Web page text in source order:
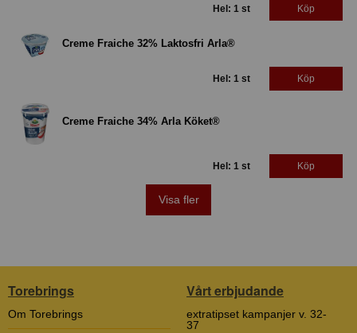
Hel: 1 st Köp
Creme Fraiche 32% Laktosfri Arla®
Hel: 1 st Köp
Creme Fraiche 34% Arla Köket®
Hel: 1 st Köp
Visa fler
Torebrings
Om Torebrings
Vårt erbjudande
extratipset kampanjer v. 32-
37